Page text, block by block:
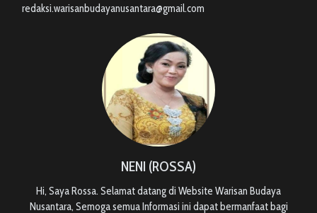
redaksi.warisanbudayanusantara@gmail.com
NENI (ROSSA)
Hi, Saya Rossa. Selamat datang di Website Warisan Budaya
Nusantara, Semoga semua Informasi ini dapat bermanfaat bagi